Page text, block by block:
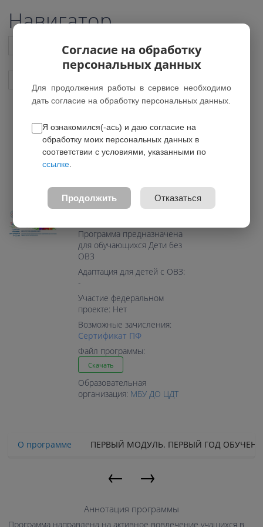
Навигатор
Список всех программ
Искусство движения
*Нет действующих групп
Возраст: 7-11 лет
Направление:
Программа предназначена
для обучающихся Дети без
ОВЗ
Адаптация для детей с ОВЗ:
-
Участие федеральном
проекте: Нет
Возможные зачисления:
Cертификат ПФ
Файл программы:
Скачать
Образовательная
организация: МБУ ДО ЦДТ
О программе ПЕРВЫЙ МОДУЛЬ. ПЕРВЫЙ ГОД
← →
Аннотация программы
Программа направлена на активное вовлечение учащихся в
Согласие на обработку
персональных данных
Для продолжения работы в сервисе необходимо
дать согласие на обработку персональных данных.
Я ознакомился(-ась) и даю согласие на
обработку моих персональных данных в
соответствии с условиями, указанными по
ссылке
Продолжить Отказаться